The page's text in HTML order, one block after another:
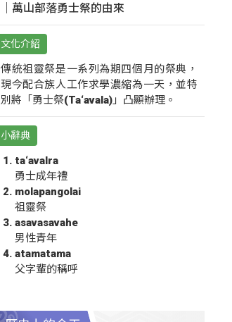
｜萬山部落勇士祭的由來
文化介紹
傳統祖靈祭是一系列為期四個月的祭典，
現今配合族人工作求學濃縮為一天，並特
別將「勇士祭(Ta‘avala)」凸顯辦理。
小辭典
ta‘avalra
勇士成年禮
molapangolai
祖靈祭
asavasavahe
男性青年
atamatama
父字輩的稱呼